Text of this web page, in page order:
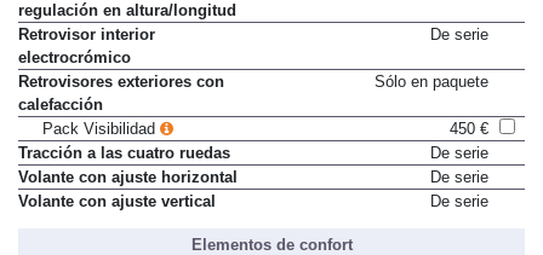
regulación en altura/longitud
Retrovisor interior
electrocrómico
De serie
Retrovisores exteriores con
calefacción
Sólo en paquete
Pack Visibilidad
450 €
Tracción a las cuatro ruedas
De serie
Volante con ajuste horizontal
De serie
Volante con ajuste vertical
De serie
Elementos de confort